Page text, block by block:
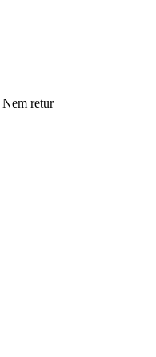
Nem retur